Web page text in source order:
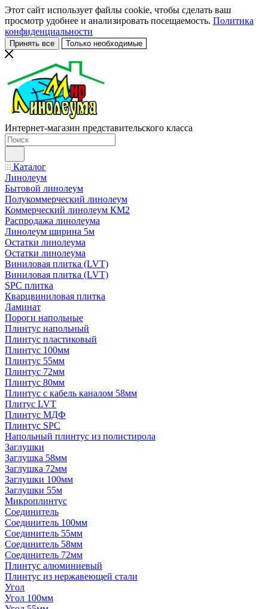
Этот сайт использует файлы cookie, чтобы сделать ваш
просмотр удобнее и анализировать посещаемость. Политика
конфиденциальности
Принять все Только необходимые
Интернет-магазин представительского класса
Каталог
Линолеум
Бытовой линолеум
Полукоммерческий линолеум
Коммерческий линолеум КМ2
Распродажа линолеума
Линолеум ширина 5м
Остатки линолеума
Остатки линолеума
Виниловая плитка (LVT)
Виниловая плитка (LVT)
SPC плитка
Кварцвиниловая плитка
Ламинат
Пороги напольные
Плинтус напольный
Плинтус пластиковый
Плинтус 100мм
Плинтус 55мм
Плинтус 72мм
Плинтус 80мм
Плинтус с кабель каналом 58мм
Плитус LVT
Плинтус МДФ
Плинтус SPC
Напольный плинтус из полистирола
Заглушки
Заглушка 58мм
Заглушка 72мм
Заглушки 100мм
Заглушки 55м
Микроплинтус
Соединитель
Соединитель 100мм
Соединитель 55мм
Соединитель 58мм
Соединитель 72мм
Плинтус алюминиевый
Плинтус из нержавеющей стали
Угол
Угол 100мм